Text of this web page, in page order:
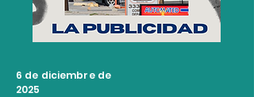
6 de diciembre de
2025